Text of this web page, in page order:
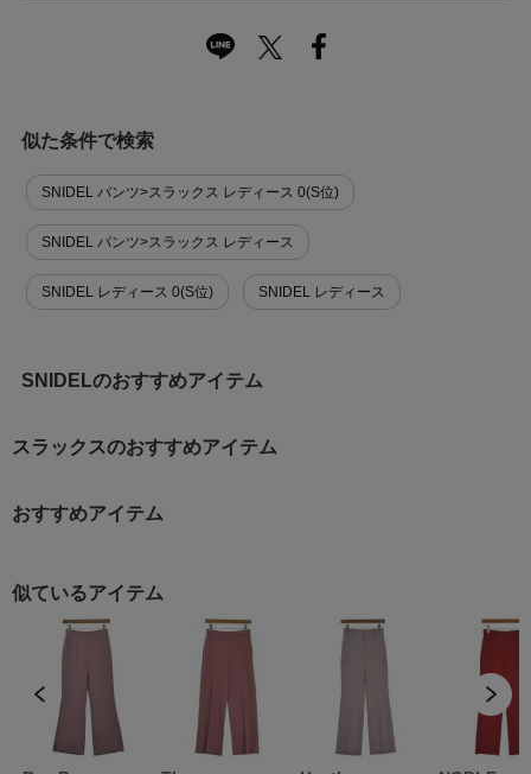
似た条件で検索
SNIDEL パンツ>スラックス レディース 0(S位)
SNIDEL パンツ>スラックス レディース
SNIDEL レディース 0(S位) SNIDEL レディース
SNIDELのおすすめアイテム
スラックスのおすすめアイテム
おすすめアイテム